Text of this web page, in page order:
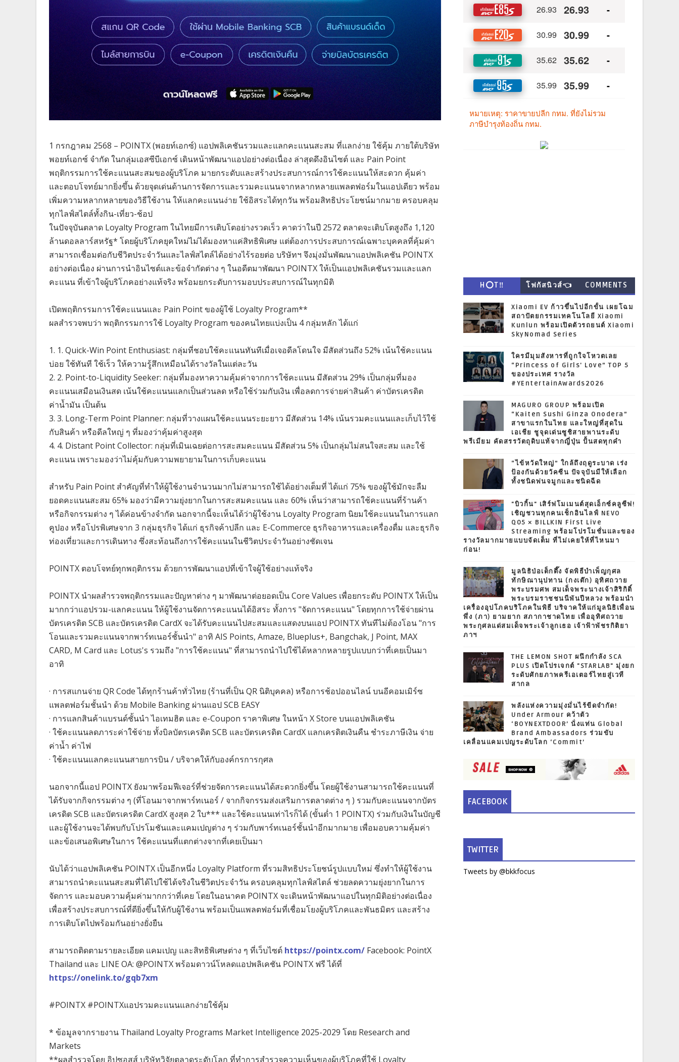
1 กรกฎาคม 2568 – POINTX (พอยท์เอกซ์) แอปพลิเคชันรวมและแลกคะแนนสะสม ที่แลกง่าย ใช้คุ้ม ภายใต้บริษัท
พอยท์เอกซ์ จำกัด ในกลุ่มเอสซีบีเอกซ์ เดินหน้าพัฒนาแอปอย่างต่อเนื่อง ล่าสุดดึงอินไซต์ และ Pain Point
พฤติกรรมการใช้คะแนนสะสมของผู้บริโภค มายกระดับและสร้างประสบการณ์การใช้คะแนนให้สะดวก คุ้มค่า
และตอบโจทย์มากยิ่งขึ้น ด้วยจุดเด่นด้านการจัดการและรวมคะแนนจากหลากหลายแพลตฟอร์มในแอปเดียว พร้อม
เพิ่มความหลากหลายของวิธีใช้งาน ให้แลกคะแนนง่าย ใช้อิสระได้ทุกวัน พร้อมสิทธิประโยชน์มากมาย ครอบคลุม
ทุกไลฟ์สไตล์ทั้งกิน-เที่ยว-ช้อป
ในปัจจุบันตลาด Loyalty Program ในไทยมีการเติบโตอย่างรวดเร็ว คาดว่าในปี 2572 ตลาดจะเติบโตสูงถึง 1,120
ล้านดอลลาร์สหรัฐ* โดยผู้บริโภคยุคใหม่ไม่ได้มองหาแค่สิทธิพิเศษ แต่ต้องการประสบการณ์เฉพาะบุคคลที่คุ้มค่า
สามารถเชื่อมต่อกับชีวิตประจำวันและไลฟ์สไตล์ได้อย่างไร้รอยต่อ บริษัทฯ จึงมุ่งมั่นพัฒนาแอปพลิเคชัน POINTX
อย่างต่อเนื่อง ผ่านการนำอินไซต์และข้อจำกัดต่าง ๆ ในอดีตมาพัฒนา POINTX ให้เป็นแอปพลิเคชันรวมและแลก
คะแนน ที่เข้าใจผู้บริโภคอย่างแท้จริง พร้อมยกระดับการมอบประสบการณ์ในทุกมิติ
เปิดพฤติกรรมการใช้คะแนนและ Pain Point ของผู้ใช้ Loyalty Program**
ผลสำรวจพบว่า พฤติกรรมการใช้ Loyalty Program ของคนไทยแบ่งเป็น 4 กลุ่มหลัก ได้แก่
1. 1. Quick-Win Point Enthusiast: กลุ่มที่ชอบใช้คะแนนทันทีเมื่อเจอดีลโดนใจ มีสัดส่วนถึง 52% เน้นใช้คะแนน
บ่อย ใช้ทันที ใช้เร็ว ให้ความรู้สึกเหมือนได้รางวัลในแต่ละวัน
2. 2. Point-to-Liquidity Seeker: กลุ่มที่มองหาความคุ้มค่าจากการใช้คะแนน มีสัดส่วน 29% เป็นกลุ่มที่มอง
คะแนนเสมือนเงินสด เน้นใช้คะแนนแลกเป็นส่วนลด หรือใช้ร่วมกับเงิน เพื่อลดการจ่ายค่าสินค้า ค่าบัตรเครดิต
ค่าน้ำมัน เป็นต้น
3. 3. Long-Term Point Planner: กลุ่มที่วางแผนใช้คะแนนระยะยาว มีสัดส่วน 14% เน้นรวมคะแนนและเก็บไว้ใช้
กับสินค้า หรือดีลใหญ่ ๆ ที่มองว่าคุ้มค่าสูงสุด
4. 4. Distant Point Collector: กลุ่มที่เมินเฉยต่อการสะสมคะแนน มีสัดส่วน 5% เป็นกลุ่มไม่สนใจสะสม และใช้
คะแนน เพราะมองว่าไม่คุ้มกับความพยายามในการเก็บคะแนน
สำหรับ Pain Point สำคัญที่ทำให้ผู้ใช้งานจำนวนมากไม่สามารถใช้ได้อย่างเต็มที่ ได้แก่ 75% ของผู้ใช้มักจะลืม
ยอดคะแนนสะสม 65% มองว่ามีความยุ่งยากในการสะสมคะแนน และ 60% เห็นว่าสามารถใช้คะแนนที่ร้านค้า
หรือกิจกรรมต่าง ๆ ได้ค่อนข้างจำกัด นอกจากนี้จะเห็นได้ว่าผู้ใช้งาน Loyalty Program นิยมใช้คะแนนในการแลก
คูปอง หรือโปรพิเศษจาก 3 กลุ่มธุรกิจ ได้แก่ ธุรกิจค้าปลีก และ E-Commerce ธุรกิจอาหารและเครื่องดื่ม และธุรกิจ
ท่องเที่ยวและการเดินทาง ซึ่งสะท้อนถึงการใช้คะแนนในชีวิตประจำวันอย่างชัดเจน
POINTX ตอบโจทย์ทุกพฤติกรรม ด้วยการพัฒนาแอปที่เข้าใจผู้ใช้อย่างแท้จริง
POINTX นำผลสำรวจพฤติกรรมและปัญหาต่าง ๆ มาพัฒนาต่อยอดเป็น Core Values เพื่อยกระดับ POINTX ให้เป็น
มากกว่าแอปรวม-แลกคะแนน ให้ผู้ใช้งานจัดการคะแนนได้อิสระ ทั้งการ "จัดการคะแนน" โดยทุกการใช้จ่ายผ่าน
บัตรเครดิต SCB และบัตรเครดิต CardX จะได้รับคะแนนไปสะสมและแสดงบนแอป POINTX ทันทีไม่ต้องโอน "การ
โอนและรวมคะแนนจากพาร์ทเนอร์ชั้นนำ" อาทิ AIS Points, Amaze, Blueplus+, Bangchak, J Point, MAX
CARD, M Card และ Lotus's รวมถึง "การใช้คะแนน" ที่สามารถนำไปใช้ได้หลากหลายรูปแบบกว่าที่เคยเป็นมา
อาทิ
· การสแกนจ่าย QR Code ได้ทุกร้านค้าทั่วไทย (ร้านที่เป็น QR นิติบุคคล) หรือการช้อปออนไลน์ บนอีคอมเมิร์ซ
แพลตฟอร์มชั้นนำ ด้วย Mobile Banking ผ่านแอป SCB EASY
· การแลกสินค้าแบรนด์ชั้นนำ ไอเทมฮิต และ e-Coupon ราคาพิเศษ ในหน้า X Store บนแอปพลิเคชัน
· ใช้คะแนนลดภาระค่าใช้จ่าย ทั้งบิลบัตรเครดิต SCB และบัตรเครดิต CardX แลกเครดิตเงินคืน ชำระภาษีเงิน จ่าย
ค่าน้ำ ค่าไฟ
· ใช้คะแนนแลกคะแนนสายการบิน / บริจาคให้กับองค์กรการกุศล
นอกจากนี้แอป POINTX ยังมาพร้อมฟีเจอร์ที่ช่วยจัดการคะแนนได้สะดวกยิ่งขึ้น โดยผู้ใช้งานสามารถใช้คะแนนที่
ได้รับจากกิจกรรมต่าง ๆ (ที่โอนมาจากพาร์ทเนอร์ / จากกิจกรรมส่งเสริมการตลาดต่าง ๆ ) รวมกับคะแนนจากบัตร
เครดิต SCB และบัตรเครดิต CardX สูงสุด 2 ใบ*** และใช้คะแนนเท่าไรก็ได้ (ขั้นต่ำ 1 POINTX) ร่วมกับเงินในบัญชี
และผู้ใช้งานจะได้พบกับโปรโมชันและแคมเปญต่าง ๆ ร่วมกับพาร์ทเนอร์ชั้นนำอีกมากมาย เพื่อมอบความคุ้มค่า
และข้อเสนอพิเศษในการ ใช้คะแนนที่แตกต่างจากที่เคยเป็นมา
นับได้ว่าแอปพลิเคชัน POINTX เป็นอีกหนึ่ง Loyalty Platform ที่รวมสิทธิประโยชน์รูปแบบใหม่ ซึ่งทำให้ผู้ใช้งาน
สามารถนำคะแนนสะสมที่ได้ไปใช้ได้จริงในชีวิตประจำวัน ครอบคลุมทุกไลฟ์สไตล์ ช่วยลดความยุ่งยากในการ
จัดการ และมอบความคุ้มค่ามากกว่าที่เคย โดยในอนาคต POINTX จะเดินหน้าพัฒนาแอปในทุกมิติอย่างต่อเนื่อง
เพื่อสร้างประสบการณ์ที่ดียิ่งขึ้นให้กับผู้ใช้งาน พร้อมเป็นแพลตฟอร์มที่เชื่อมโยงผู้บริโภคและพันธมิตร และสร้าง
การเติบโตไปพร้อมกันอย่างยั่งยืน
สามารถติดตามรายละเอียด แคมเปญ และสิทธิพิเศษต่าง ๆ ที่เว็บไซต์ https://pointx.com/ Facebook: PointX
Thailand และ LINE OA: @POINTX พร้อมดาวน์โหลดแอปพลิเคชัน POINTX ฟรี ได้ที่
https://onelink.to/gqb7xm
#POINTX #POINTXแอปรวมคะแนนแลกง่ายใช้คุ้ม
* ข้อมูลจากรายงาน Thailand Loyalty Programs Market Intelligence 2025-2029 โดย Research and
Markets
**ผลสำรวจโดย อิปซอสส์ บริษัทวิจัยตลาดระดับโลก ที่ทำการสำรวจความเห็นของผู้บริโภคที่ใช้ Loyalty
H⭕T‼ โฟกัสนิวส์👈 COMMENTS
Xiaomi EV ก้าวขึ้นไปอีกขั้น เผยโฉม
สถาปัตยกรรมเทคโนโลยี Xiaomi
Kunlun พร้อมเปิดตัวรถยนต์ Xiaomi
SkyNomad Series
ใครมีมุมสังหารที่ถูกใจโหวตเลย
“Princess of Girls' Love” TOP 5
ของประเทศ รางวัล
#YEntertainAwards2026
MAGURO GROUP พร้อมเปิด
“Kaiten Sushi Ginza Onodera”
สาขาแรกในไทย และใหญ่ที่สุดใน
เอเชีย ชูจุดเด่นซูชิสายพานระดับ
พรีเมียม คัดสรรวัตถุดิบแท้จากญี่ปุ่น ปั้นสดทุกคำ
“ไข้หวัดใหญ่” ใกล้ถึงฤดูระบาด เร่ง
ป้องกันด้วยวัคซีน ปัจจุบันมีให้เลือก
ทั้งชนิดพ่นจมูกและชนิดฉีด
"บิวกิ้น" เสิร์ฟโมเมนต์สุดเอ็กซ์คลูซีฟ!
เชิญชวนทุกคนเช็กอินไลฟ์ NEVO
Q05 × BILLKIN First Live
Streaming พร้อมโปรโมชั่นและของ
รางวัลมากมายแบบจัดเต็ม ที่ไม่เคยให้ที่ไหนมา
ก่อน!
มูลนิธิป่อเต็กตึ๊ง จัดพิธีบำเพ็ญกุศล
ทักษิณานุปทาน (กงเต๊ก) อุทิศถวาย
พระบรมศพ สมเด็จพระนางเจ้าสิริกิติ์
พระบรมราชชนนีพันปีหลวง พร้อมนำ
เครื่องอุปโภคบริโภคในพิธี บริจาคให้แก่มูลนิธิเพื่อน
พึ่ง (ภา) ยามยาก สภากาชาดไทย เพื่ออุทิศถวาย
พระกุศลแด่สมเด็จพระเจ้าลูกเธอ เจ้าฟ้าพัชรกิติยา
ภาฯ
THE LEMON SHOT ผนึกกำลัง SCA
PLUS เปิดโปรเจกต์ "STARLAB" มุ่งยก
ระดับศักยภาพครีเอเตอร์ไทยสู่เวที
สากล
พลังแห่งความมุ่งมั่นไร้ขีดจำกัด!
Under Armour คว้าตัว
‘BOYNEXTDOOR’ นั่งแท่น Global
Brand Ambassadors ร่วมขับ
เคลื่อนแคมเปญระดับโลก ‘Commit’
FACEBOOK
TWITTER
Tweets by @bkkfocus